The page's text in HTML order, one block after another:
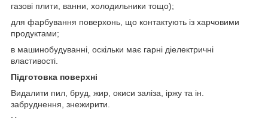
газові плити, ванни, холодильники тощо);
для фарбування поверхонь, що контактують із харчовими
продуктами;
в машинобудуванні, оскільки має гарні діелектричні
властивості.
Підготовка поверхні
Видалити пил, бруд, жир, окиси заліза, іржу та ін.
забруднення, знежирити.